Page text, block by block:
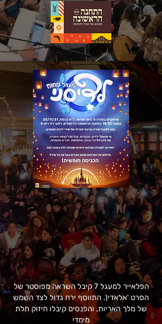
הפלאייר למעגל 7 קיבל השראה מפוסטר של
הסרט 'אלאדין'. התווסף ירח גדול לצד השמש
של מלך האריות, והפנסים קיבלו חיזוק תלת
מימדי